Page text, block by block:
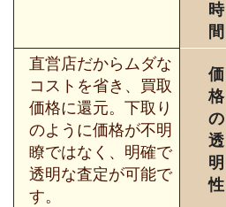
時
間
直営店だからムダな
コストを省き、買取
価格に還元。下取り
のように価格が不明
瞭ではなく、明確で
透明な査定が可能で
す。
価
格
の
透
明
性